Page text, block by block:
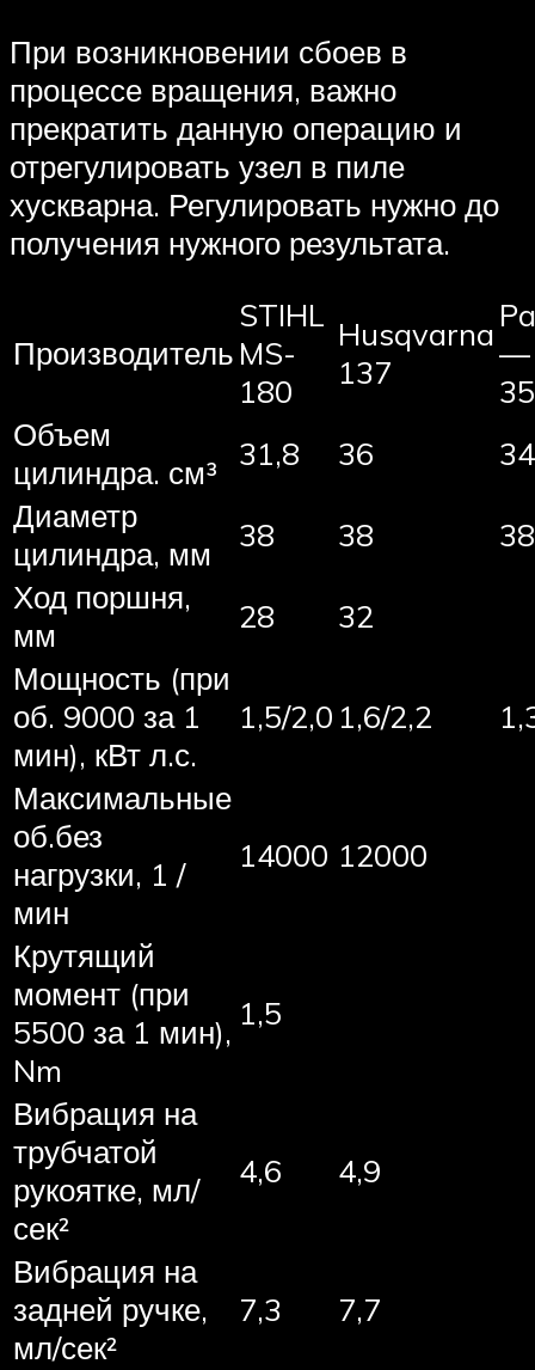
При возникновении сбоев в
процессе вращения, важно
прекратить данную операцию и
отрегулировать узел в пиле
хускварна. Регулировать нужно до
получения нужного результата.
Производитель
STIHL
MS-
180
Husqvarna
137
—
Объем
цилиндра. см³
31,8 36
34
Диаметр
цилиндра, мм
38 38
38
Ход поршня,
мм
28
32
Мощность (при
об. 9000 за 1
мин), кВт л.с.
1,5/2,0 1,6/2,2
Максимальные
об.без
нагрузки, 1 /
мин
14000 12000
Крутящий
момент (при
5500 за 1 мин),
Nm
1,5
Вибрация на
трубчатой
рукоятке, мл/
сек²
4,6 4,9
Вибрация на
задней ручке,
мл/сек²
7,3 7,7